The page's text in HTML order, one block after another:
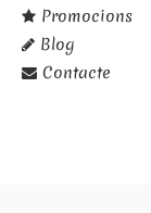
Promocions
Blog
Contacte